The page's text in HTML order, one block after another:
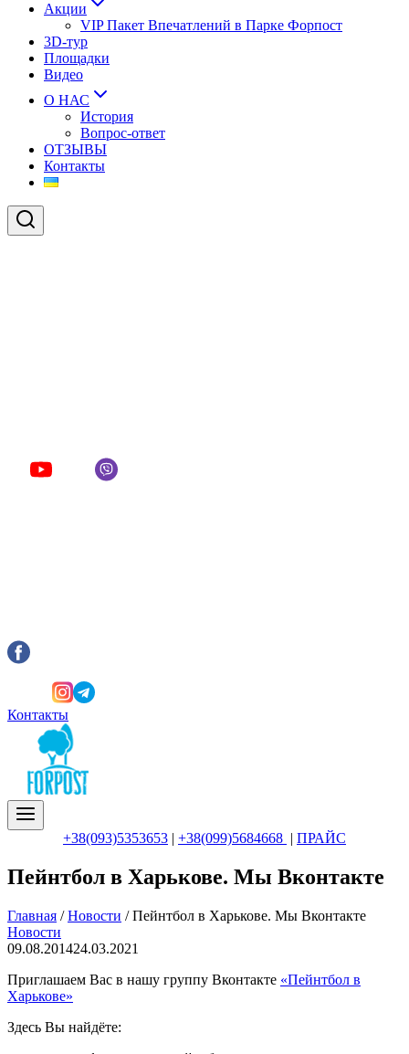
Акции
VIP Пакет Впечатлений в Парке Форпост
3D-тур
Площадки
Видео
О НАС
История
Вопрос-ответ
ОТЗЫВЫ
Контакты
Контакты
+38(093)5353653 | +38(099)5684668 | ПРАЙС
Пейнтбол в Харькове. Мы Вконтакте
Главная / Новости / Пейнтбол в Харькове. Мы Вконтакте
Новости
09.08.201424.03.2021
Приглашаем Вас в нашу группу Вконтакте «Пейнтбол в
Харькове»
Здесь Вы найдёте: